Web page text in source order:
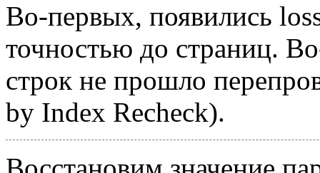
Во-первых, появились
точностью до страниц.
строк не прошло
by Index Recheck).